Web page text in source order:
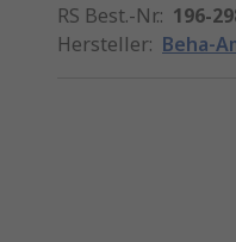
RS Best.-Nr.: 196-
Hersteller: Beha-